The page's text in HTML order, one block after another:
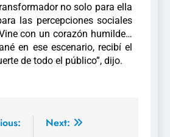
no solo para ella
las percepciones sociales
con un corazón humilde…
en ese escenario, recibí el
de todo el público”, dijo.
Next: